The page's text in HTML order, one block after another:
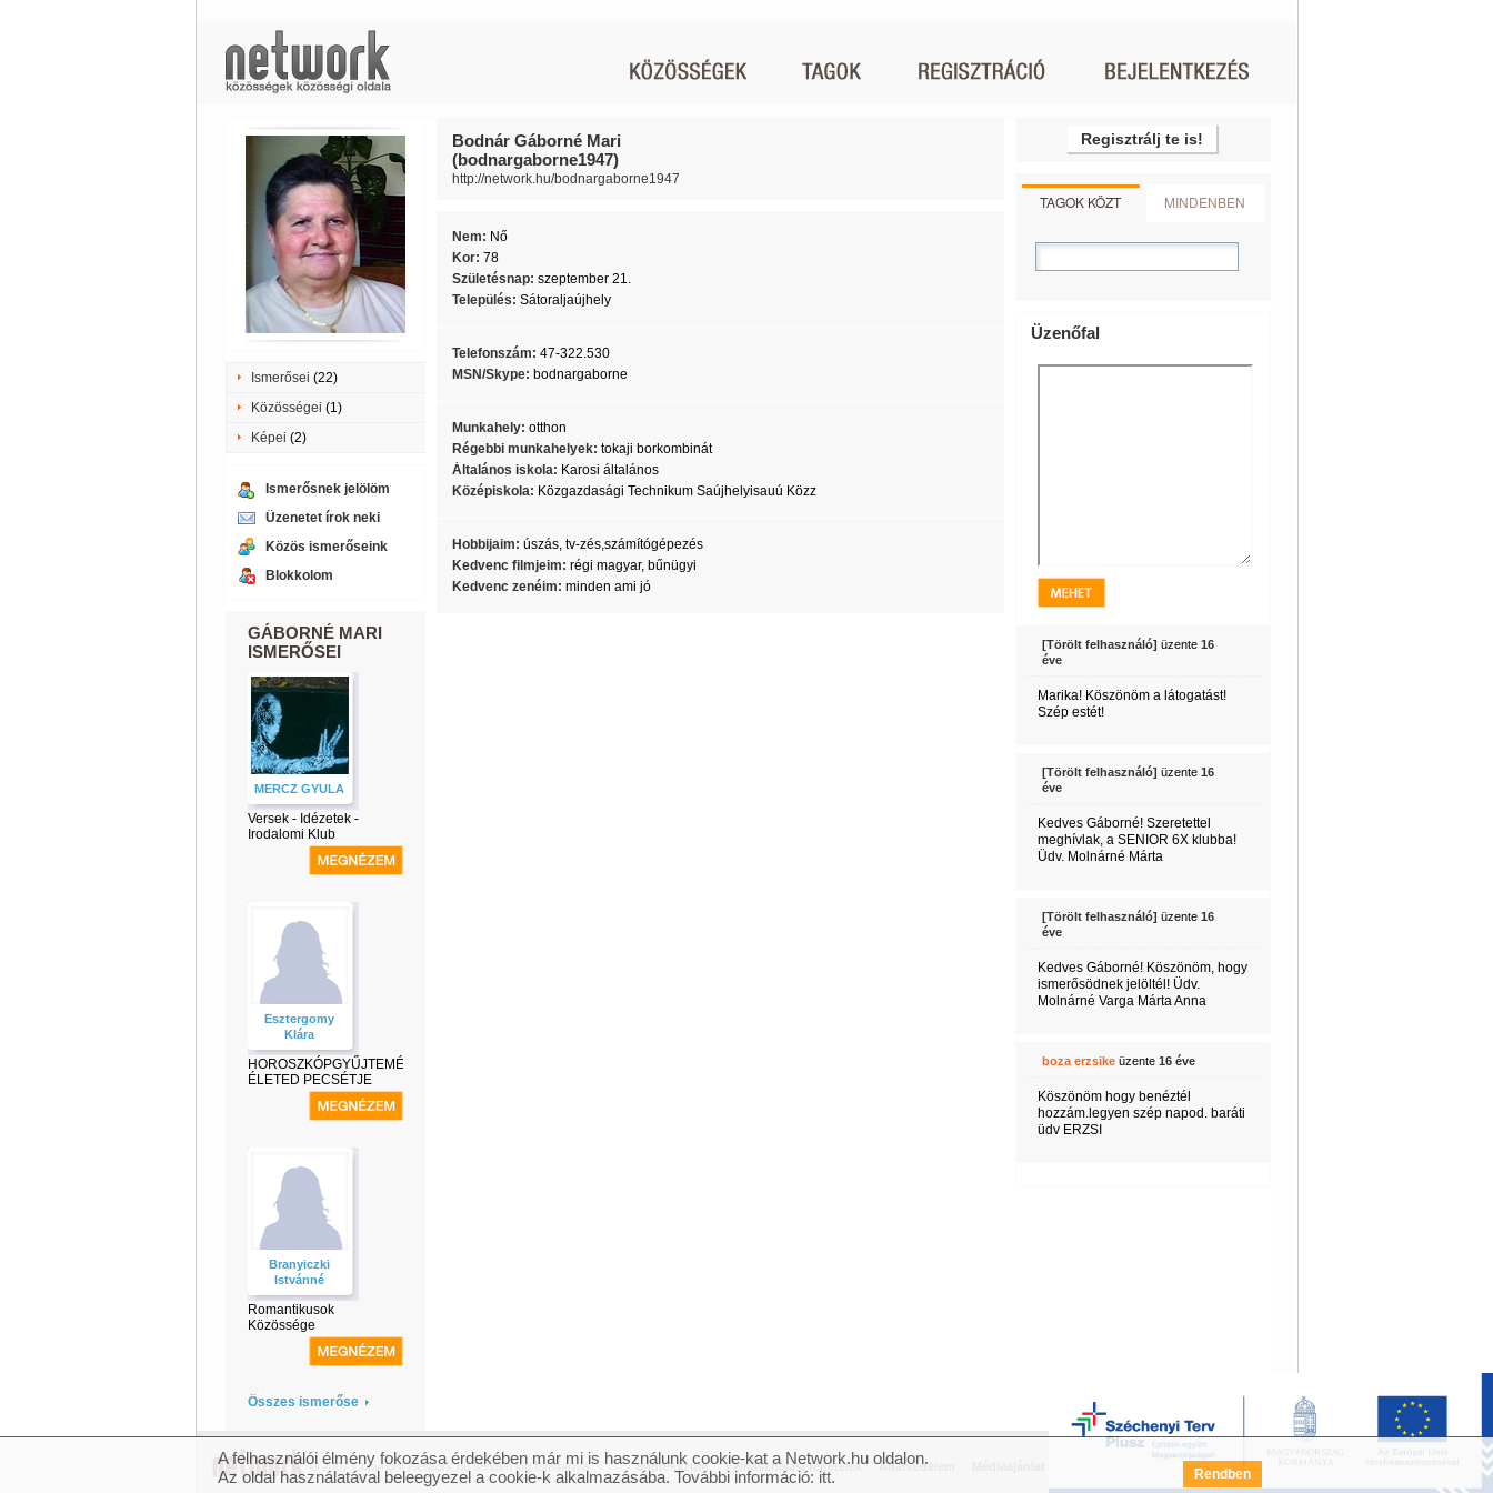
Ismerősei (22)
Közösségei (1)
Képei (2)
Ismerősnek jelölöm
Üzenetet írok neki
Közös ismerőseink
Blokkolom
GÁBORNÉ MARI
ISMERŐSEI
MERCZ GYULA
Versek - Idézetek -
Irodalomi Klub
Esztergomy
Klára
HOROSZKÓPGYŰJTEMÉNY-
ÉLETED PECSÉTJE
Branyiczki
Istvánné
Romantikusok
Közössége
Összes ismerőse
Bodnár Gáborné Mari
(bodnargaborne1947)
http://network.hu/bodnargaborne1947
Nem: Nő
Kor: 78
Születésnap: szeptember 21.
Település: Sátoraljaújhely
Telefonszám: 47-322.530
MSN/Skype: bodnargaborne
Munkahely: otthon
Régebbi munkahelyek: tokaji borkombinát
Általános iskola: Karosi általános
Középiskola: Közgazdasági Technikum Saújhelyisauú Közz
Hobbijaim: úszás, tv-zés,számítógépezés
Kedvenc filmjeim: régi magyar, bűnügyi
Kedvenc zenéim: minden ami jó
Regisztrálj te is!
TAGOK KÖZT MINDENBEN
Üzenőfal
[Törölt felhasználó] üzente 16
éve
Marika! Köszönöm a látogatást!
Szép estét!
[Törölt felhasználó] üzente 16
éve
Kedves Gáborné! Szeretettel
meghívlak, a SENIOR 6X klubba!
Üdv. Molnárné Márta
[Törölt felhasználó] üzente 16
éve
Kedves Gáborné! Köszönöm, hogy
ismerősödnek jelöltél! Üdv.
Molnárné Varga Márta Anna
boza erzsikeüzente 16 éve
Köszönöm hogy benéztél
hozzám.legyen szép napod. baráti
üdv ERZSI
© 2007 Copyright Network.hu Minden jog fenntartva. Impresszum Felhasználási feltételek Adatvédelem Széchenyi Terv Pályázat FAQ
A felhasználói élmény fokozása érdekében már mi is használunk cookie-kat a Network.hu oldalon.
Az oldal használatával beleegyezel a cookie-k alkalmazásába. További információ: itt. Rendben